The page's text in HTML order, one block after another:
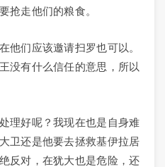
抢走他们的粮食。
他们应该邀请扫罗也可以。
没有什么信任的意思，所以
理好呢？我现在也是自身难
卫还是他要去拯救基伊拉居
反对，在犹大也是危险，还